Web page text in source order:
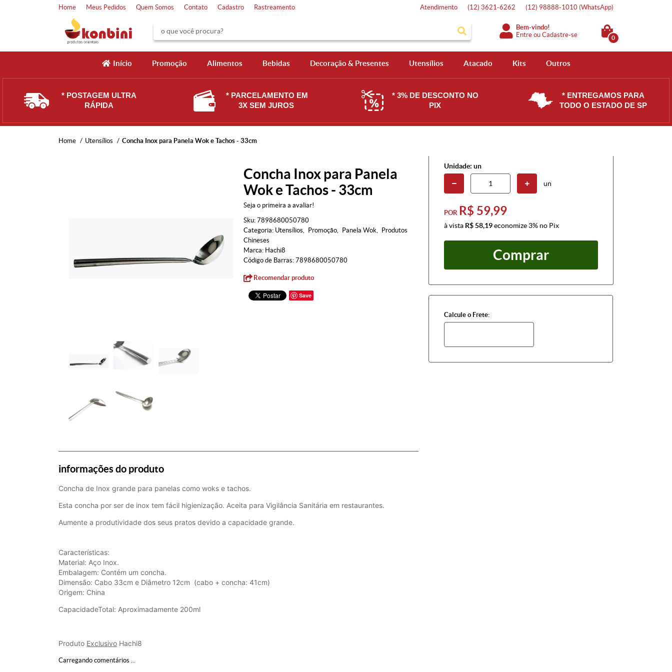
Home Meus Pedidos Quem Somos Contato Cadastro Rastreamento Atendimento (12) 3621-6262 (12) 98888-1010 (WhatsApp)
Bem-vindo!
Entre ouCadastre-se 0
Início Promoção Alimentos Bebidas Decoração & Presentes Utensílios Atacado Kits Outros
* POSTAGEM ULTRA
RÁPIDA
* PARCELAMENTO EM
3X SEM JUROS
* 3% DE DESCONTO NO
PIX
* ENTREGAMOS PARA
TODO O ESTADO DE SP
Home Utensílios Concha Inox para Panela Wok e Tachos - 33cm
Concha Inox para Panela
Wok e Tachos - 33cm
Seja o primeira a avaliar!
Sku: 7898680050780
Categoria: Utensílios Promoção Panela Wok
Produtos
Chineses
Marca: Hachi8
Código de Barras: 7898680050780
Recomendar produto
Save
Unidade: un
un
POR R$ 59,99
à vista R$ 58,19economize 3% no Pix
Comprar
Calcule o Frete:
informações do produto
Concha de Inox grande para panelas como woks e tachos.
Esta concha por ser de inox tem fácil higienização. Aceita para Vigilância Sanitária em restaurantes.
Aumente a produtividade dos seus pratos devido a capacidade grande.
Características:
Material: Aço Inox.
Embalagem: Contém um concha.
Dimensão: Cabo 33cm e Diâmetro 12cm (cabo + concha: 41cm)
Origem: China
CapacidadeTotal: Aproximadamente 200ml
Produto Exclusivo Hachi8
Carregando comentários ...